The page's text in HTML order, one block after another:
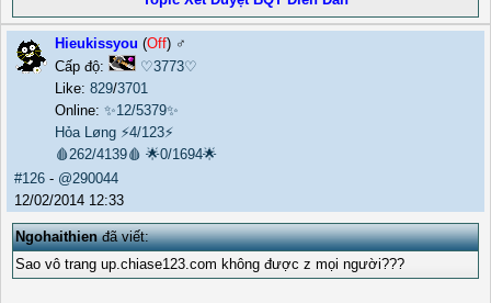
Hieukissyou (Off) ♂️
Cấp độ:
♡3773♡
Like: 829/3701
Online: ✨12/5379✨
Hỏa Løng ⚡4/123⚡
🩸262/4139🩸 🌟0/1694🌟
#126 - @290044
12/02/2014 12:33
Ngohaithienđã viết:
Sao vô trang up.chiase123.com không được z mọi người???